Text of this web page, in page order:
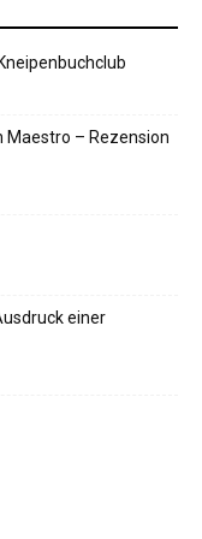
Maestro – Rezension
einer